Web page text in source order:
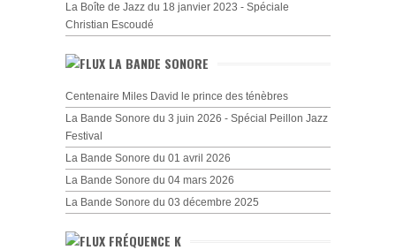
La Boîte de Jazz du 18 janvier 2023 - Spéciale
Christian Escoudé
LA BANDE SONORE
Centenaire Miles David le prince des ténèbres
La Bande Sonore du 3 juin 2026 - Spécial Peillon Jazz
Festival
La Bande Sonore du 01 avril 2026
La Bande Sonore du 04 mars 2026
La Bande Sonore du 03 décembre 2025
FRÉQUENCE K